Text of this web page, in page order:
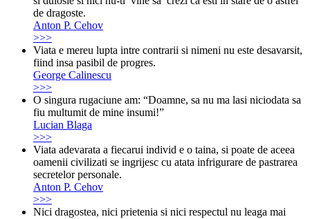
de dragoste.
Anton P. Cehov
>>>
Viata e mereu lupta intre contrarii si nimeni nu este desavarsit,
fiind insa pasibil de progres.
George Calinescu
>>>
O singura rugaciune am: “Doamne, sa nu ma lasi niciodata sa
fiu multumit de mine insumi!”
Lucian Blaga
>>>
Viata adevarata a fiecarui individ e o taina, si poate de aceea
oamenii civilizati se ingrijesc cu atata infrigurare de pastrarea
secretelor personale.
Anton P. Cehov
>>>
Nici dragostea, nici prietenia si nici respectul nu leaga mai